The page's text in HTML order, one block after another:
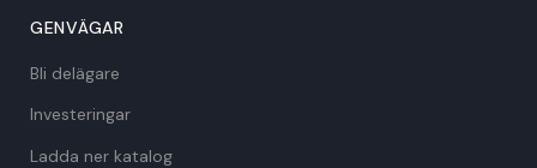
GENVÄGAR
Bli delägare
Investeringar
Ladda ner katalog